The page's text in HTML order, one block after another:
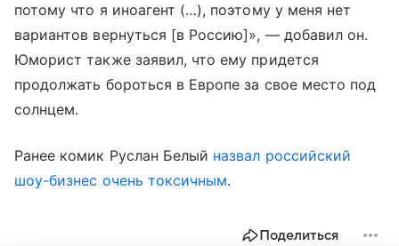
потому что я иноагент (…), поэтому у меня нет
вариантов вернуться [в Россию]», — добавил он.
Юморист также заявил, что ему придется
продолжать бороться в Европе за свое место под
солнцем.
Ранее комик Руслан Белый назвал российский
шоу-бизнес очень токсичным.
Поделиться